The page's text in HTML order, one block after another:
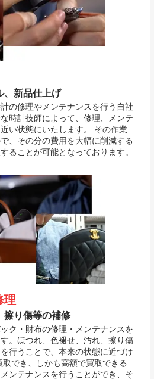
、新品仕上げ
の修理やメンテナンスを行う自社
時計技師によって、修理、メンテ
い状態にいたします。 その作業
、その分の費用を大幅に削減する
ることが可能となっております。
理
擦り傷等の補修
ク・財布の修理・メンテナンスを
。ほつれ、色褪せ、汚れ、擦り傷
行うことで、本来の状態に近づけ
でき、しかも高額で買取できる
ンテナンスを行うことができ、そ